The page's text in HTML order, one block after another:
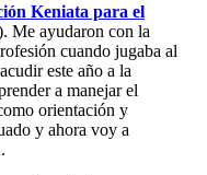
Keniata para el
Me ayudaron con la
cuando jugaba al
este año a la
a manejar el
orientación y
y ahora voy a